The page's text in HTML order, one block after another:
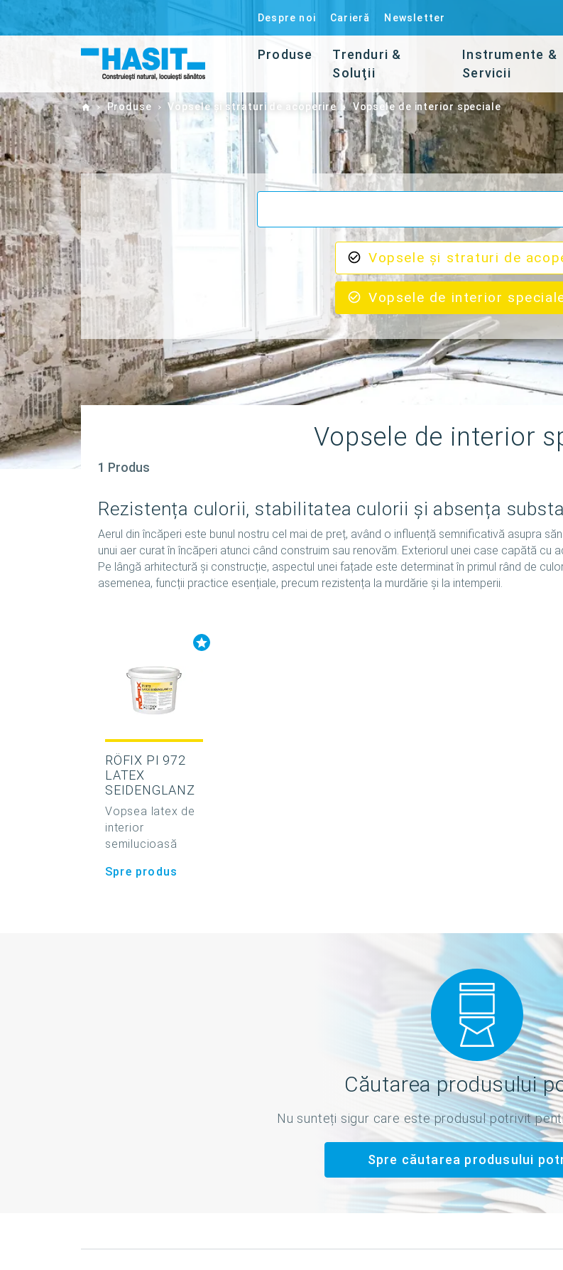
Despre noi Carieră Newsletter
Produse
Trenduri &
Soluţii
Instrumente &
Servicii
HomeProduse Vopsele şi straturi de acoperire Vopsele de interior speciale
Vopsele şi straturi de
Vopsele de interior
Vopsele de interior
1 Produs
Rezistența culorii, stabilitatea culorii și absența
Aerul din încăperi este bunul nostru cel mai de preț, având o influență semnificativă asupra
unui aer curat în încăperi atunci când construim sau renovăm. Exteriorul unei case capătă
Pe lângă arhitectură și construcție, aspectul unei fațade este determinat în primul rând de
asemenea, funcții practice esențiale, precum rezistența la murdărie și la intemperii.
RÖFIX PI 972
LATEX
SEIDENGLANZ
Vopsea latex de
interior
semilucioasă
Spre produs
Căutarea produsului
Nu sunteți sigur care este produsul potrivit
Spre căutarea produsului